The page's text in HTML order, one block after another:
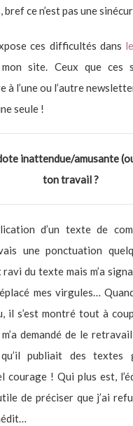
ce n’est pas une
ces difficultés dans
site. Ceux que ces
à l’une ou l’autre
seule !
inattendue/amusante
ton travail ?
d’un texte de
une ponctuation
ravi du texte mais m’a
mes virgules…
il s’est montré tout à
demandé de le
publiait des textes
courage ! Qui plus est,
de préciser que j’ai